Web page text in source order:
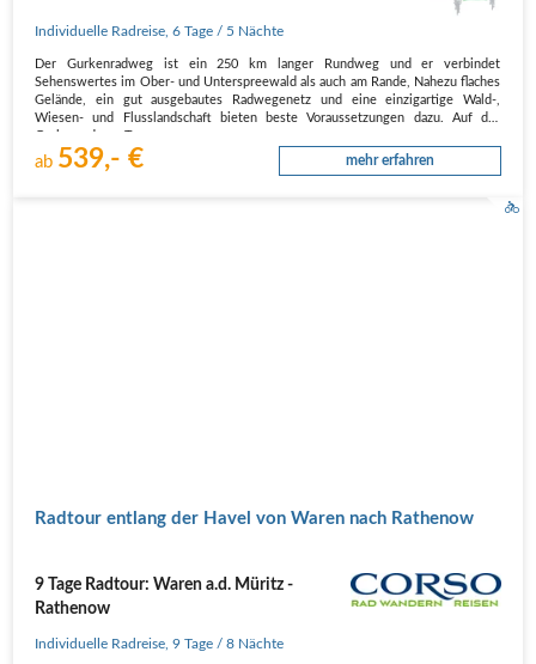
Individuelle Radreise ,6 Tage / 5 Nächte
Der Gurkenradweg ist ein 250 km langer Rundweg und er verbindet
Sehenswertes im Ober- und Unterspreewald als auch am Rande, Nahezu flaches
Gelände, ein gut ausgebautes Radwegenetz und eine einzigartige Wald-,
Wiesen- und Flusslandschaft bieten beste Voraussetzungen dazu. Auf der
ab 539,- € mehr erfahren
Radtour entlang der Havel von Waren nach Rathenow
9 Tage Radtour: Waren a.d. Müritz -
Rathenow
Individuelle Radreise ,9 Tage / 8 Nächte